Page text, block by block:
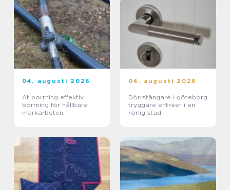
04. augusti 2026
At borrning effektiv
borrning för hållbara
markarbeten
04. augusti 2026
Dörrstängare i göteborg
tryggare entréer i en
rörlig stad